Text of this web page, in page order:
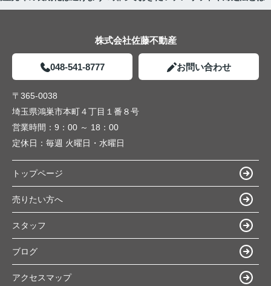
株式会社佐藤不動産
048-541-8777 お問い合わせ
〒365-0038
埼玉県鴻巣市本町４丁目１番８号
営業時間： 9：00 ～ 18：00
定休日： 毎週 火曜日・水曜日
トップページ
売りたい方へ
スタッフ
ブログ
アクセスマップ